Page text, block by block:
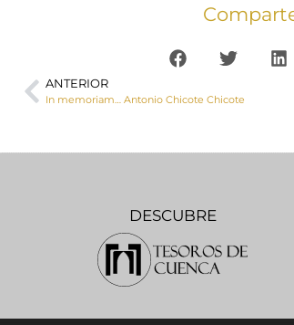
ANTERIOR
In memoriam… Antonio Chicote Chicote
DESCUBRE